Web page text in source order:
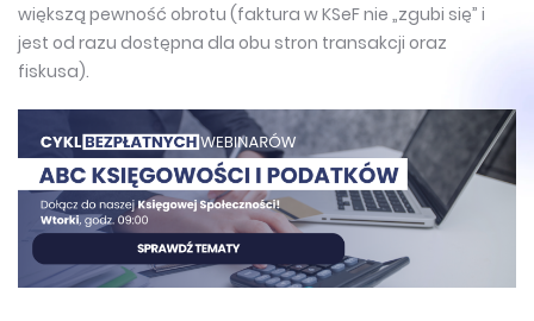
większą pewność obrotu (faktura w KSeF nie „zgubi się” i
jest od razu dostępna dla obu stron transakcji oraz
fiskusa).